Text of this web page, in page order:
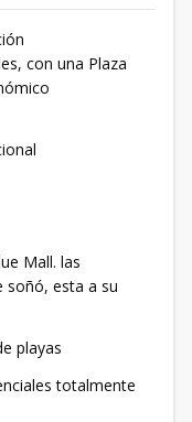
con una Plaza
Mall. las
soñó, esta a su
playas
totalmente